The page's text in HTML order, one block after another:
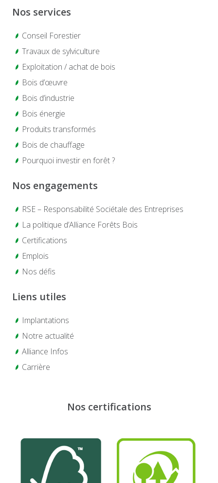
Nos services
Conseil Forestier
Travaux de sylviculture
Exploitation / achat de bois
Bois d’œuvre
Bois d’industrie
Bois énergie
Produits transformés
Bois de chauffage
Pourquoi investir en forêt ?
Nos engagements
RSE – Responsabilité Sociétale des Entreprises
La politique d’Alliance Forêts Bois
Certifications
Emplois
Nos défis
Liens utiles
Implantations
Notre actualité
Alliance Infos
Carrière
Nos certifications